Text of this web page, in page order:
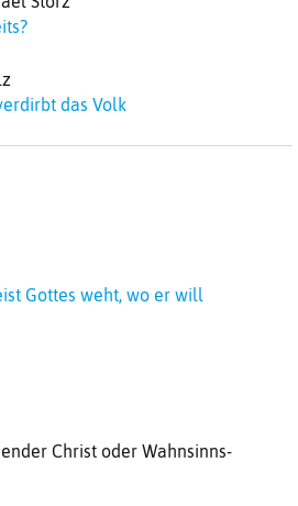
das Volk
Gottes weht, wo er will
Christ oder Wahnsinns-